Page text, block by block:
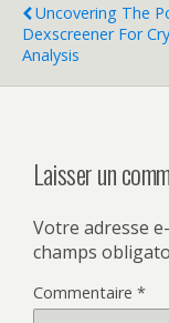
Uncovering The
Dexscreener For
Analysis
Laisser un
Votre adresse
champs
Commentaire *